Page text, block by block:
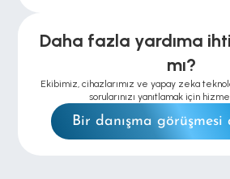
Daha fazla yardıma
mı?
Ekibimiz, cihazlarımız ve yapay zeka
sorularınızı yanıtlamak için
Bir danışma görüşmesi